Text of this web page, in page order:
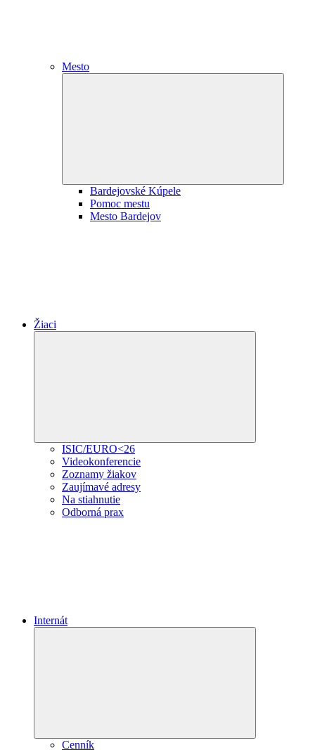
Mesto
Bardejovské Kúpele
Pomoc mestu
Mesto Bardejov
Žiaci
ISIC/EURO<26
Videokonferencie
Zoznamy žiakov
Zaujímavé adresy
Na stiahnutie
Odborná prax
Internát
Cenník